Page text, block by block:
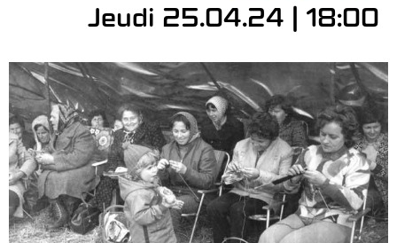
Jeudi 25.04.24 | 18:00